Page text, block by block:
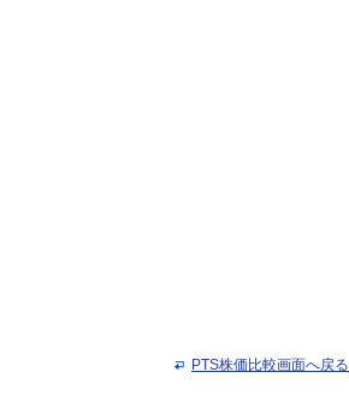
PTS株価比較画面へ戻る